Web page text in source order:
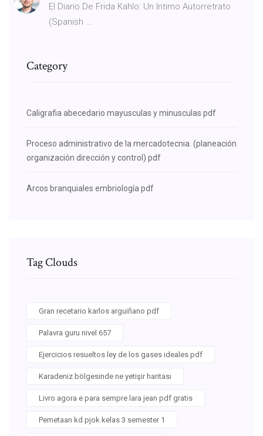
El Diario De Frida Kahlo: Un Intimo Autorretrato
(Spanish ...
Category
Caligrafia abecedario mayusculas y minusculas pdf
Proceso administrativo de la mercadotecnia. (planeación
organización dirección y control) pdf
Arcos branquiales embriología pdf
Tag Clouds
Gran recetario karlos arguiñano pdf
Palavra guru nivel 657
Ejercicios resueltos ley de los gases ideales pdf
Karadeniz bölgesinde ne yetişir haritası
Livro agora e para sempre lara jean pdf gratis
Pemetaan kd pjok kelas 3 semester 1